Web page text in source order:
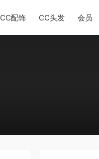
CC配饰 CC头发 会员